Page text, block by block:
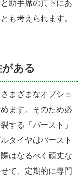
助手席の真下にあ
も考えられます。
ある
まざまなオプショ
ます。そのため必
する「バースト」
タイヤはバースト
はなるべく頑丈な
て、定期的に専門